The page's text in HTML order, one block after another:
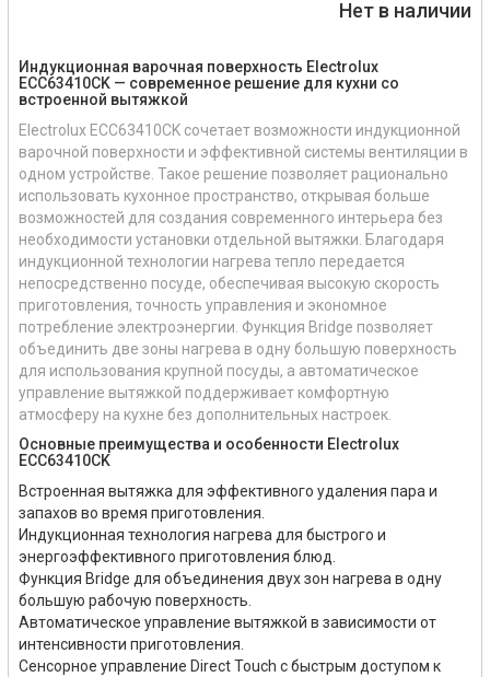
Нет в наличии
Индукционная варочная поверхность Electrolux
ECC63410CK — современное решение для кухни со
встроенной вытяжкой
Electrolux ECC63410CK сочетает возможности индукционной
варочной поверхности и эффективной системы вентиляции в
одном устройстве. Такое решение позволяет рационально
использовать кухонное пространство, открывая больше
возможностей для создания современного интерьера без
необходимости установки отдельной вытяжки. Благодаря
индукционной технологии нагрева тепло передается
непосредственно посуде, обеспечивая высокую скорость
приготовления, точность управления и экономное
потребление электроэнергии. Функция Bridge позволяет
объединить две зоны нагрева в одну большую поверхность
для использования крупной посуды, а автоматическое
управление вытяжкой поддерживает комфортную
атмосферу на кухне без дополнительных настроек.
Основные преимущества и особенности Electrolux
ECC63410CK
Встроенная вытяжка для эффективного удаления пара и
запахов во время приготовления.
Индукционная технология нагрева для быстрого и
энергоэффективного приготовления блюд.
Функция Bridge для объединения двух зон нагрева в одну
большую рабочую поверхность.
Автоматическое управление вытяжкой в зависимости от
интенсивности приготовления.
Сенсорное управление Direct Touch с быстрым доступом к